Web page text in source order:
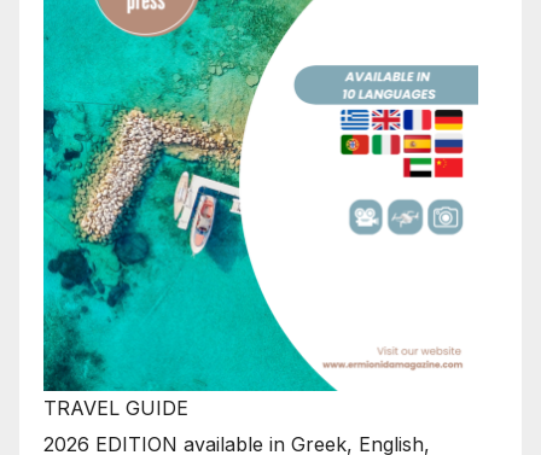
TRAVEL GUIDE
2026 EDITION available in Greek, English,